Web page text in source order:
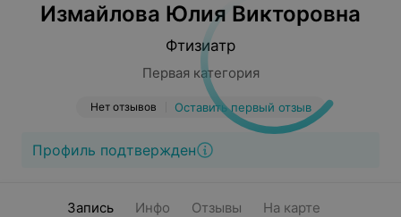
Измайлова Юлия Викторовна
Фтизиатр
Первая категория
Нет отзывов Оставить первый отзыв
Профиль подтвержден
Запись Инфо Отзывы На карте